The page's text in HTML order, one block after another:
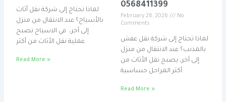
لماذا تحتاج إلى شركة نقل أثاث
بالأسياح؟ عند الانتقال من منزل
إلى آخر، في الاسياح تصبح
عملية نقل الأثاث من أكثر
Read More »
0568411399
February 26, 2026
No
Comments
لماذا تحتاج إلى شركة نقل عفش
بالمذنب؟ عند الانتقال من منزل
إلى آخر، يصبح نقل الأثاث من
أكثر المراحل حساسية.
Read More »